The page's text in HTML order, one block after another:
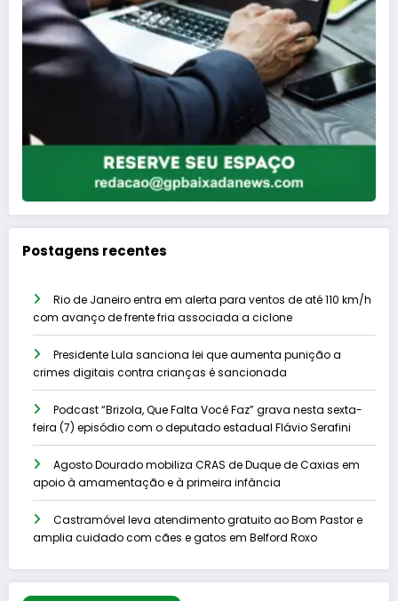
Postagens recentes
Rio de Janeiro entra em alerta para ventos de até 110 km/h
com avanço de frente fria associada a ciclone
Presidente Lula sanciona lei que aumenta punição a
crimes digitais contra crianças é sancionada
Podcast “Brizola, Que Falta Você Faz” grava nesta sexta-
feira (7) episódio com o deputado estadual Flávio Serafini
Agosto Dourado mobiliza CRAS de Duque de Caxias em
apoio à amamentação e à primeira infância
Castramóvel leva atendimento gratuito ao Bom Pastor e
amplia cuidado com cães e gatos em Belford Roxo